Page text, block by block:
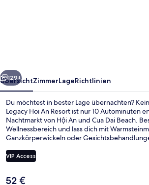
Weiter
129+
ÜbersichtZimmerLageRichtlinien
Du möchtest in bester Lage übernachten?
Legacy Hoi An Resort ist nur 10 Autominuten
Nachtmarkt von Hội An und Cua Dai Beach.
Wellnessbereich und lass dich mit
Ganzkörperwickeln oder
Highlights sind 2 Außenpools, eine Bar/Lounge
Fitnessmöglichkeiten. Das hilfsbereite
VIP Access
Der
52 €